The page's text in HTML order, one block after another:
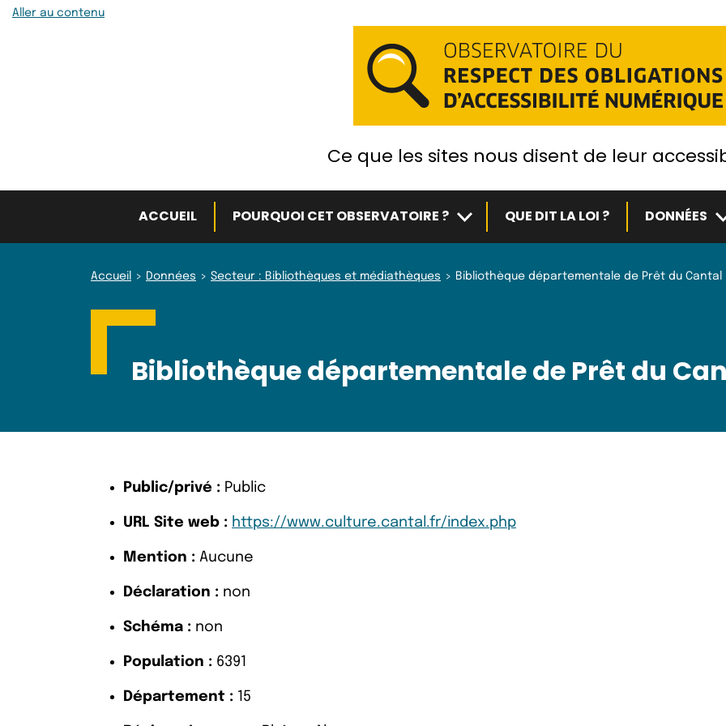
Aller au contenu
Ce que les sites nous disent de leur
ACCUEIL POURQUOI CET OBSERVATOIRE ? Sous-menuQUE DIT LA LOI ? DONNÉES
Accueil Données Secteur : Bibliothèques et médiathèques Bibliothèque départementale de Prêt du Cantal
Bibliothèque départementale de Prêt du
Public/privé : Public
URL Site web : https://www.culture.cantal.fr/index.php
Mention : Aucune
Déclaration : non
Schéma : non
Population : 6391
Département : 15